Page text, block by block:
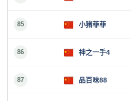
85 小猪菲菲
86 神之一手4
87 品百味88